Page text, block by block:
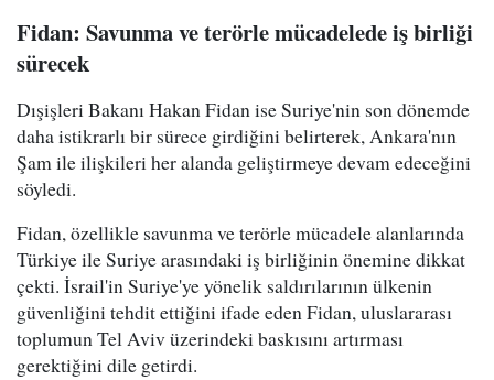
Fidan: Savunma ve terörle mücadelede iş birliği
sürecek
Dışişleri Bakanı Hakan Fidan ise Suriye'nin son dönemde
daha istikrarlı bir sürece girdiğini belirterek, Ankara'nın
Şam ile ilişkileri her alanda geliştirmeye devam edeceğini
söyledi.
Fidan, özellikle savunma ve terörle mücadele alanlarında
Türkiye ile Suriye arasındaki iş birliğinin önemine dikkat
çekti. İsrail'in Suriye'ye yönelik saldırılarının ülkenin
güvenliğini tehdit ettiğini ifade eden Fidan, uluslararası
toplumun Tel Aviv üzerindeki baskısını artırması
gerektiğini dile getirdi.